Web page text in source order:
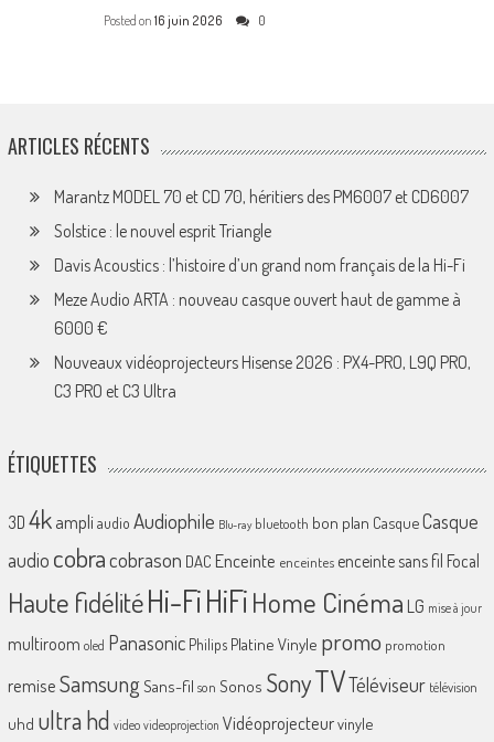
Posted on 16 juin 2026 0
ARTICLES RÉCENTS
Marantz MODEL 70 et CD 70, héritiers des PM6007 et CD6007
Solstice : le nouvel esprit Triangle
Davis Acoustics : l’histoire d’un grand nom français de la Hi-Fi
Meze Audio ARTA : nouveau casque ouvert haut de gamme à
6000 €
Nouveaux vidéoprojecteurs Hisense 2026 : PX4-PRO, L9Q PRO,
C3 PRO et C3 Ultra
ÉTIQUETTES
3D 4k ampliaudio Audiophile Blu-ray bluetooth bon plan CasqueCasque
audio cobracobrason DAC Enceinte enceintes enceinte sans fil Focal
Haute fidélitéHi-FiHiFiHome Cinéma LG mise à jour
multiroom oled Panasonic Philips Platine Vinyle promo promotion
remiseSamsungSans-fil son Sonos SonyTVTéléviseur télévision
uhd ultra hd video videoprojection Vidéoprojecteurvinyle